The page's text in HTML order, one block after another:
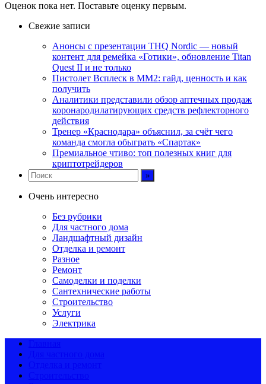
Оценок пока нет. Поставьте оценку первым.
Свежие записи
Анонсы с презентации THQ Nordic — новый
контент для ремейка «Готики», обновление Titan
Quest II и не только
Пистолет Всплеск в MM2: гайд, ценность и как
получить
Аналитики представили обзор аптечных продаж
коронародилатирующих средств рефлекторного
действия
Тренер «Краснодара» объяснил, за счёт чего
команда смогла обыграть «Спартак»
Премиальное чтиво: топ полезных книг для
криптотрейдеров
Очень интересно
Без рубрики
Для частного дома
Ландшафтный дизайн
Отделка и ремонт
Разное
Ремонт
Самоделки и поделки
Сантехнические работы
Строительство
Услуги
Электрика